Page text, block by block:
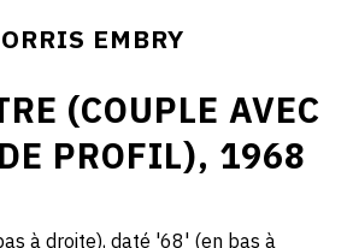
EMBRY
(COUPLE AVEC
PROFIL), 1968
à droite), daté '68' (en bas à